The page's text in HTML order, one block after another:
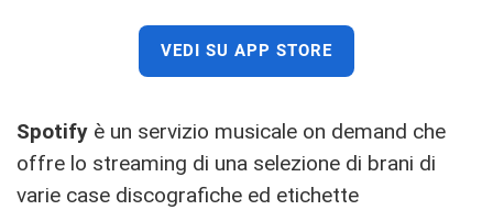
VEDI SU APP STORE
Spotify è un servizio musicale on demand che
offre lo streaming di una selezione di brani di
varie case discografiche ed etichette